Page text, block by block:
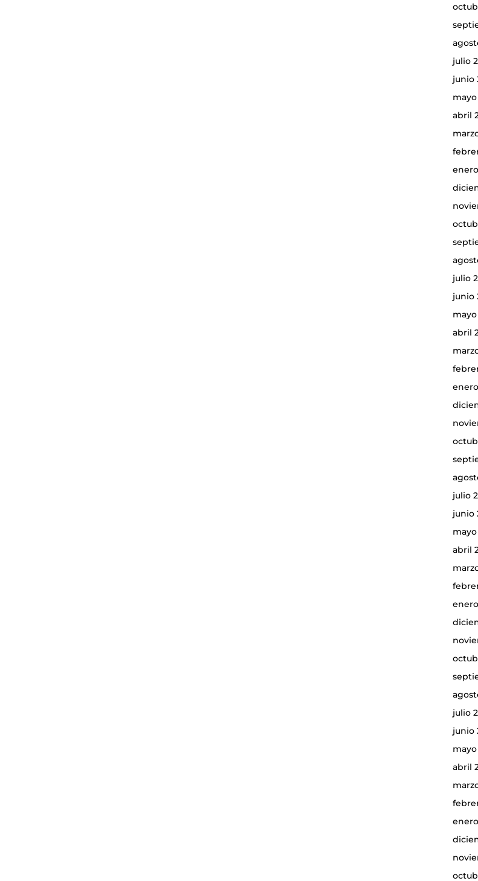
julio
junio
abril
julio
junio
mayo
abril
enero
julio
junio
abril
julio
junio
mayo
abril